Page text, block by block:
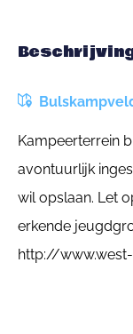
Kampeerterrein
avontuurlijk
wil opslaan. Let
erkende
http://